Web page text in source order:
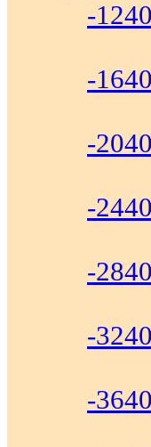
-
-
-
-
-
-
-